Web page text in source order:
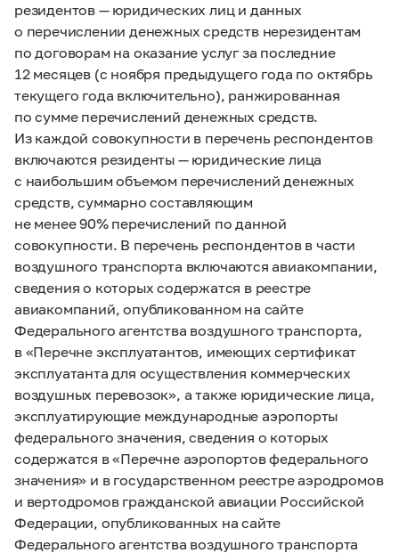
резидентов — юридических лиц и данных
о перечислении денежных средств нерезидентам
по договорам на оказание услуг за последние
12 месяцев (с ноября предыдущего года по октябрь
текущего года включительно), ранжированная
по сумме перечислений денежных средств.
Из каждой совокупности в перечень респондентов
включаются резиденты — юридические лица
с наибольшим объемом перечислений денежных
средств, суммарно составляющим
не менее 90% перечислений по данной
совокупности. В перечень респондентов в части
воздушного транспорта включаются авиакомпании,
сведения о которых содержатся в реестре
авиакомпаний, опубликованном на сайте
Федерального агентства воздушного транспорта,
в «Перечне эксплуатантов, имеющих сертификат
эксплуатанта для осуществления коммерческих
воздушных перевозок», а также юридические лица,
эксплуатирующие международные аэропорты
федерального значения, сведения о которых
содержатся в «Перечне аэропортов федерального
значения» и в государственном реестре аэродромов
и вертодромов гражданской авиации Российской
Федерации, опубликованных на сайте
Федерального агентства воздушного транспорта